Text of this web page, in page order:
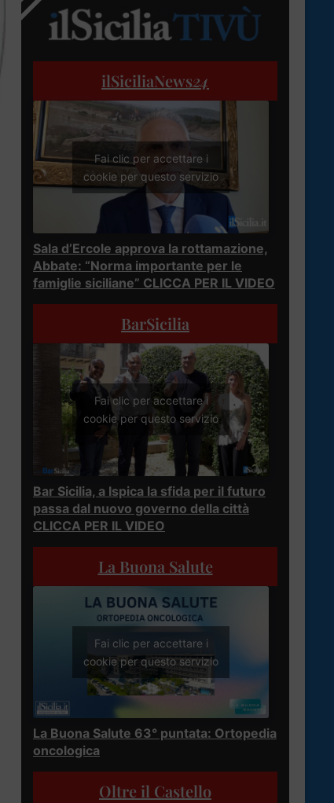
ilSiciliaNews24
Fai clic per accettare i
cookie per questo servizio
Sala d’Ercole approva la rottamazione,
Abbate: “Norma importante per le
famiglie siciliane” CLICCA PER IL VIDEO
BarSicilia
Fai clic per accettare i
cookie per questo servizio
Bar Sicilia, a Ispica la sfida per il futuro
passa dal nuovo governo della città
CLICCA PER IL VIDEO
La Buona Salute
Fai clic per accettare i
cookie per questo servizio
La Buona Salute 63° puntata: Ortopedia
oncologica
Oltre il Castello